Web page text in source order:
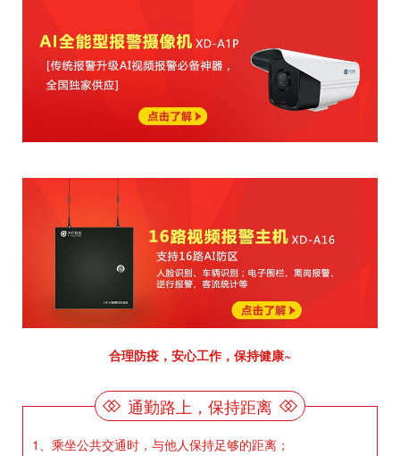
合理防疫，安心工作，保持健康~
通勤路上，保持距离
1、乘坐公共交通时，与他人保持足够的距离；